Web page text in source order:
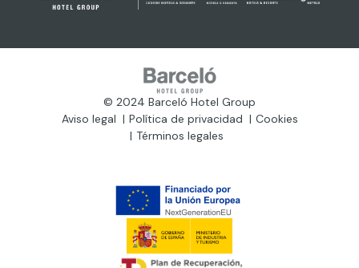
© 2024 Barceló Hotel Group
Aviso legal
Política de privacidad
Cookies
Términos legales